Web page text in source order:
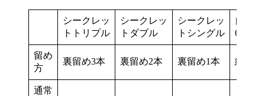
シークレッ
トトリプル
シークレッ
トダブル
シークレッ
トシングル
自然
6点
留め
方
裏留め3本 裏留め2本 裏留め1本 線留め
通常